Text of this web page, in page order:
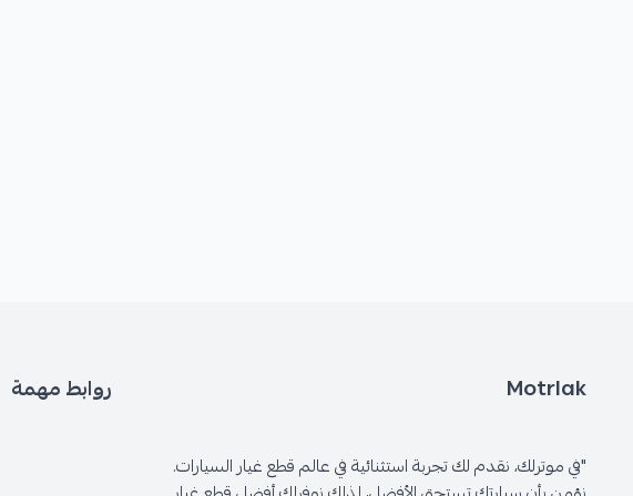
Motrlak
"في موترلك، نقدم لك تجربة استثنائية في عالم قطع غيار السيارات.
روابط مهمة